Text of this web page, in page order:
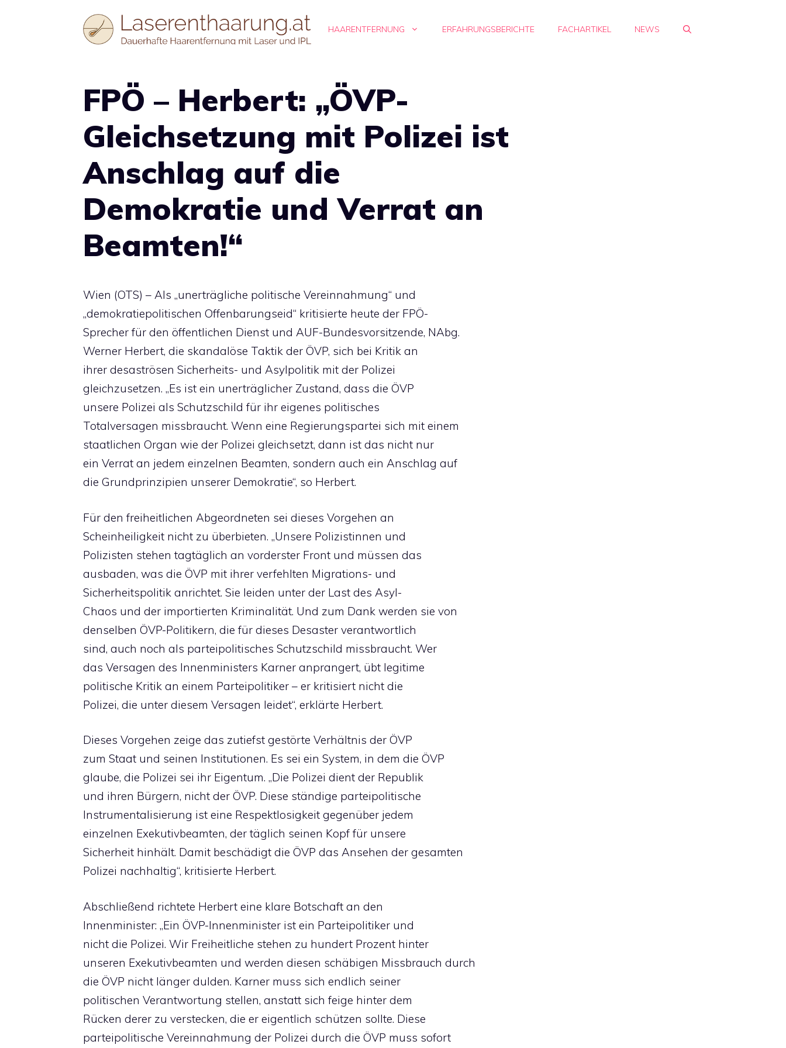
HAARENTFERNUNG ERFAHRUNGSBERICHTE FACHARTIKEL NEWS
FPÖ – Herbert: „ÖVP-
Gleichsetzung mit Polizei ist
Anschlag auf die
Demokratie und Verrat an
Beamten!“
Wien (OTS) – Als „unerträgliche politische Vereinnahmung“ und
„demokratiepolitischen Offenbarungseid“ kritisierte heute der FPÖ-
Sprecher für den öffentlichen Dienst und AUF-Bundesvorsitzende, NAbg.
Werner Herbert, die skandalöse Taktik der ÖVP, sich bei Kritik an
ihrer desaströsen Sicherheits- und Asylpolitik mit der Polizei
gleichzusetzen. „Es ist ein unerträglicher Zustand, dass die ÖVP
unsere Polizei als Schutzschild für ihr eigenes politisches
Totalversagen missbraucht. Wenn eine Regierungspartei sich mit einem
staatlichen Organ wie der Polizei gleichsetzt, dann ist das nicht nur
ein Verrat an jedem einzelnen Beamten, sondern auch ein Anschlag auf
die Grundprinzipien unserer Demokratie“, so Herbert.
Für den freiheitlichen Abgeordneten sei dieses Vorgehen an
Scheinheiligkeit nicht zu überbieten. „Unsere Polizistinnen und
Polizisten stehen tagtäglich an vorderster Front und müssen das
ausbaden, was die ÖVP mit ihrer verfehlten Migrations- und
Sicherheitspolitik anrichtet. Sie leiden unter der Last des Asyl-
Chaos und der importierten Kriminalität. Und zum Dank werden sie von
denselben ÖVP-Politikern, die für dieses Desaster verantwortlich
sind, auch noch als parteipolitisches Schutzschild missbraucht. Wer
das Versagen des Innenministers Karner anprangert, übt legitime
politische Kritik an einem Parteipolitiker – er kritisiert nicht die
Polizei, die unter diesem Versagen leidet“, erklärte Herbert.
Dieses Vorgehen zeige das zutiefst gestörte Verhältnis der ÖVP
zum Staat und seinen Institutionen. Es sei ein System, in dem die ÖVP
glaube, die Polizei sei ihr Eigentum. „Die Polizei dient der Republik
und ihren Bürgern, nicht der ÖVP. Diese ständige parteipolitische
Instrumentalisierung ist eine Respektlosigkeit gegenüber jedem
einzelnen Exekutivbeamten, der täglich seinen Kopf für unsere
Sicherheit hinhält. Damit beschädigt die ÖVP das Ansehen der gesamten
Polizei nachhaltig“, kritisierte Herbert.
Abschließend richtete Herbert eine klare Botschaft an den
Innenminister: „Ein ÖVP-Innenminister ist ein Parteipolitiker und
nicht die Polizei. Wir Freiheitliche stehen zu hundert Prozent hinter
unseren Exekutivbeamten und werden diesen schäbigen Missbrauch durch
die ÖVP nicht länger dulden. Karner muss sich endlich seiner
politischen Verantwortung stellen, anstatt sich feige hinter dem
Rücken derer zu verstecken, die er eigentlich schützen sollte. Diese
parteipolitische Vereinnahmung der Polizei durch die ÖVP muss sofort